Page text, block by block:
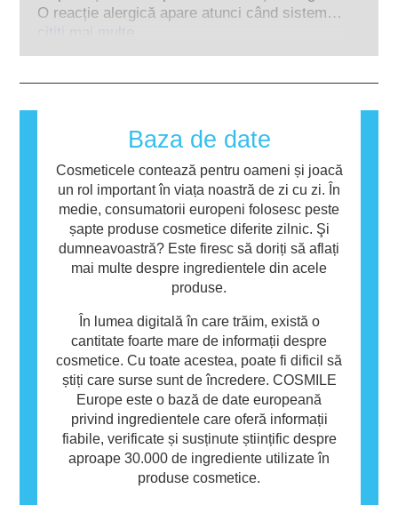
companiile sunt obligate legal să le efectueze,
acoperă toate riscurile potențiale, inclusiv cele
ingredientelor și produselor cosmetice.
O reacție alergică apare atunci când sistemul
imunitar al unei persoane reacționează la
personală pot conține ingrediente care pot fi
alergene pentru unele persoane. Acest lucru
nu înseamnă că produsul nu este sigur pentru
utilizarea de către alte persoane.
citiți mai multe
Baza de date
Cosmeticele contează pentru oameni și joacă
un rol important în viața noastră de zi cu zi. În
medie, consumatorii europeni folosesc peste
șapte produse cosmetice diferite zilnic. Şi
dumneavoastră? Este firesc să doriți să aflați
mai multe despre ingredientele din acele
produse.
În lumea digitală în care trăim, există o
cantitate foarte mare de informații despre
cosmetice. Cu toate acestea, poate fi dificil să
știți care surse sunt de încredere. COSMILE
Europe este o bază de date europeană
privind ingredientele care oferă informații
fiabile, verificate și susținute științific despre
aproape 30.000 de ingrediente utilizate în
produse cosmetice.